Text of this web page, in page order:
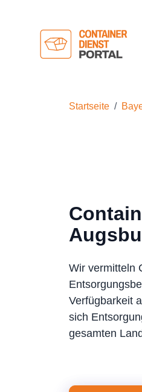
Startseite
Wir vermitteln
Verfügbarkeit
sich
gesamten